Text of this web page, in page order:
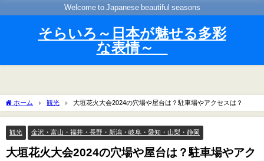
Welcome to Japanese beautiful seasons
そらいろ～日本が魅せる多彩
な表情～
ホーム 観光 大垣花火大会2024の穴場や屋台は？駐車場やアクセスは？
観光 金沢・富山・福井・長野・新潟・岐阜・愛知・山梨・静岡
大垣花火大会2024の穴場や屋台は？駐車場やアク